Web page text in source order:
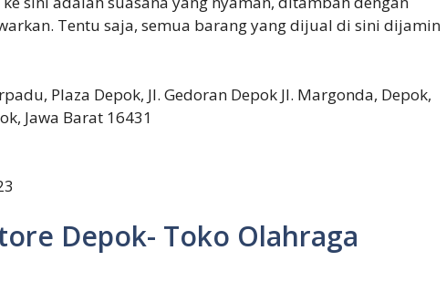
Tentu saja, semua barang yang dijual di sini dijamin
Plaza Depok, Jl. Gedoran Depok Jl. Margonda, Depok,
Jawa Barat 16431
Depok- Toko Olahraga